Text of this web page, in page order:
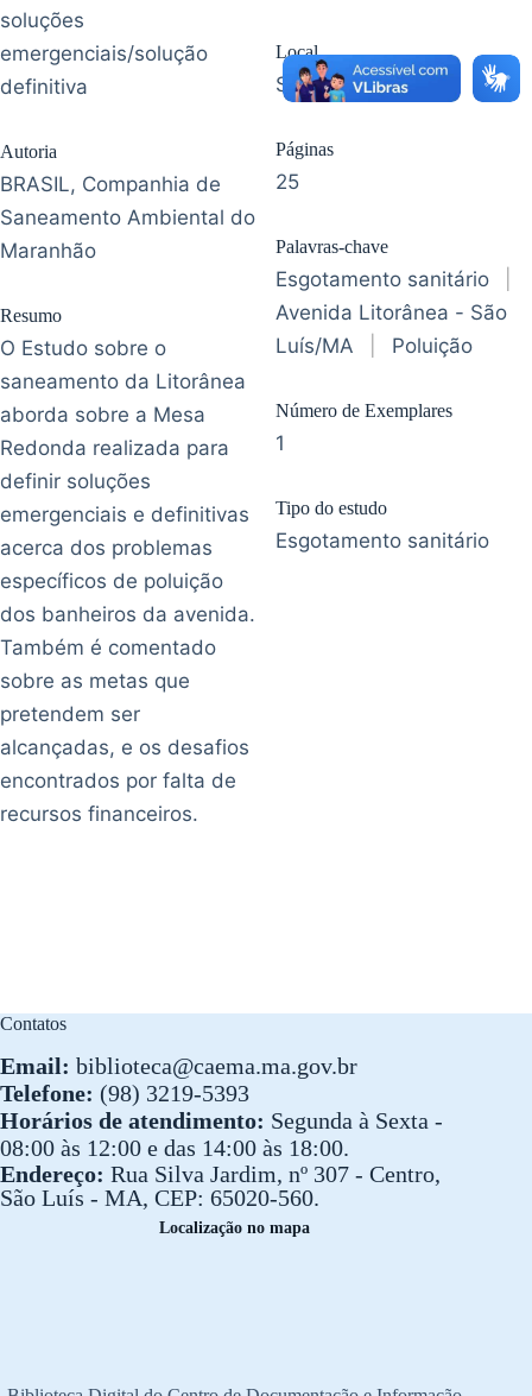
soluções
emergenciais/solução
definitiva
Autoria
BRASIL, Companhia de
Saneamento Ambiental do
Maranhão
Resumo
O Estudo sobre o
saneamento da Litorânea
aborda sobre a Mesa
Redonda realizada para
definir soluções
emergenciais e definitivas
acerca dos problemas
específicos de poluição
dos banheiros da avenida.
Também é comentado
sobre as metas que
pretendem ser
alcançadas, e os desafios
encontrados por falta de
recursos financeiros.
Local
São Luís - MA
Páginas
25
Palavras-chave
Esgotamento sanitário
Avenida Litorânea - São
Luís/MA
Poluição
Número de Exemplares
1
Tipo do estudo
Esgotamento sanitário
Contatos
Email: biblioteca@caema.ma.gov.br
Telefone: (98) 3219-5393
Horários de atendimento: Segunda à Sexta -
08:00 às 12:00 e das 14:00 às 18:00.
Endereço: Rua Silva Jardim, nº 307 - Centro,
São Luís - MA, CEP: 65020-560.
Localização no mapa